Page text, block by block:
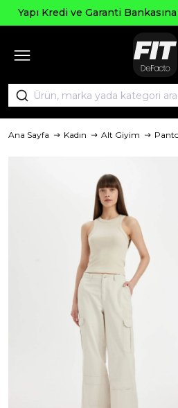
Yapı Kredi ve Garanti
Ana Sayfa Kadın Alt Giyim